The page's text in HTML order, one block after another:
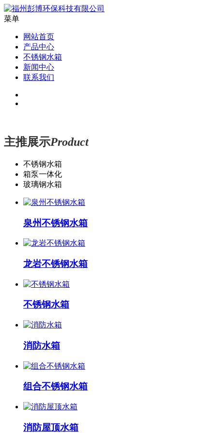
菜单
网站首页
产品中心
不锈钢水箱
新闻中心
联系我们
主推展示Product
不锈钢水箱
箱泵一体化
玻璃钢水箱
泉州不锈钢水箱
龙岩不锈钢水箱
不锈钢水箱
消防水箱
组合不锈钢水箱
消防屋顶水箱